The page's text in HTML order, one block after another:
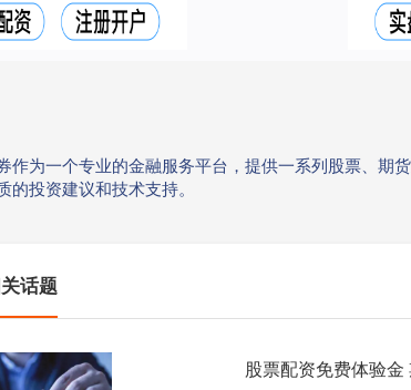
作为一个专业的金融服务平台，提供一系列股票、期
的投资建议和技术支持。
话题
股票配资免费体验